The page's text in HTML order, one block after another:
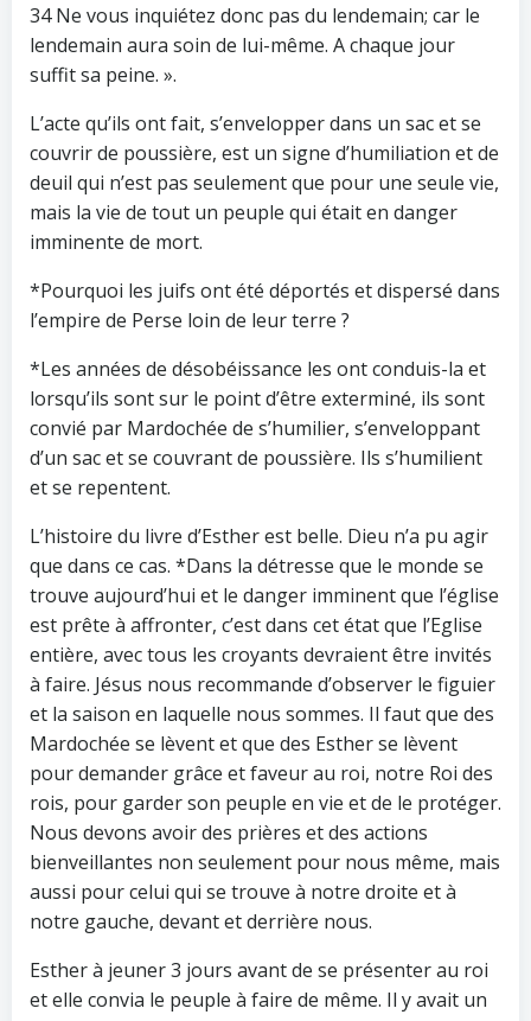
34 Ne vous inquiétez donc pas du lendemain; car le
lendemain aura soin de lui-même. A chaque jour
suffit sa peine. ».
L’acte qu’ils ont fait, s’envelopper dans un sac et se
couvrir de poussière, est un signe d’humiliation et de
deuil qui n’est pas seulement que pour une seule vie,
mais la vie de tout un peuple qui était en danger
imminente de mort.
*Pourquoi les juifs ont été déportés et dispersé dans
l’empire de Perse loin de leur terre ?
*Les années de désobéissance les ont conduis-la et
lorsqu’ils sont sur le point d’être exterminé, ils sont
convié par Mardochée de s’humilier, s’enveloppant
d’un sac et se couvrant de poussière. Ils s’humilient
et se repentent.
L’histoire du livre d’Esther est belle. Dieu n’a pu agir
que dans ce cas. *Dans la détresse que le monde se
trouve aujourd’hui et le danger imminent que l’église
est prête à affronter, c’est dans cet état que l’Eglise
entière, avec tous les croyants devraient être invités
à faire. Jésus nous recommande d’observer le figuier
et la saison en laquelle nous sommes. Il faut que des
Mardochée se lèvent et que des Esther se lèvent
pour demander grâce et faveur au roi, notre Roi des
rois, pour garder son peuple en vie et de le protéger.
Nous devons avoir des prières et des actions
bienveillantes non seulement pour nous même, mais
aussi pour celui qui se trouve à notre droite et à
notre gauche, devant et derrière nous.
Esther à jeuner 3 jours avant de se présenter au roi
et elle convia le peuple à faire de même. Il y avait un